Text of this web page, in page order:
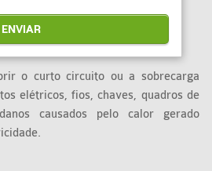
o curto circuito ou a sobrecarga
elétricos, fios, chaves, quadros de
causados pelo calor gerado
ENVIAR